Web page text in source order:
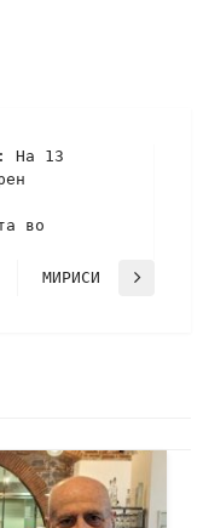
На 13
во
МИРИСИ